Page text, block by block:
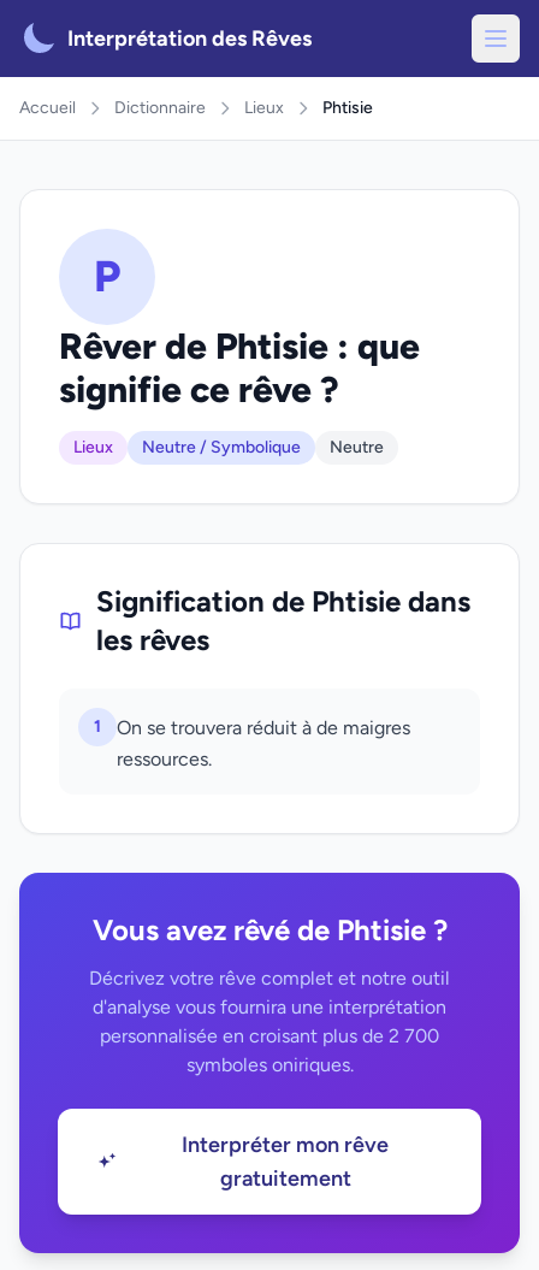
Interprétation des Rêves
Accueil Dictionnaire Lieux Phtisie
P
Rêver de Phtisie : que
signifie ce rêve ?
Lieux Neutre / Symbolique Neutre
Signification de Phtisie dans
les rêves
1
On se trouvera réduit à de maigres
ressources.
Vous avez rêvé de Phtisie ?
Décrivez votre rêve complet et notre outil
d'analyse vous fournira une interprétation
personnalisée en croisant plus de 2 700
symboles oniriques.
Interpréter mon rêve
gratuitement